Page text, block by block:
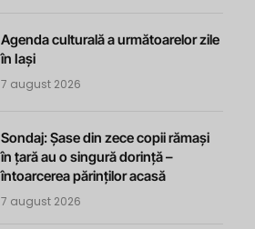
Agenda culturală a următoarelor zile
în Iași
7 august 2026
Sondaj: Șase din zece copii rămași
în țară au o singură dorință –
întoarcerea părinților acasă
7 august 2026